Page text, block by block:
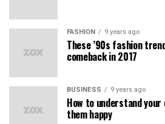
FASHION 9 years ago
These ’90s fashion
comeback in 2017
BUSINESS 9 years ago
How to understand your
them happy